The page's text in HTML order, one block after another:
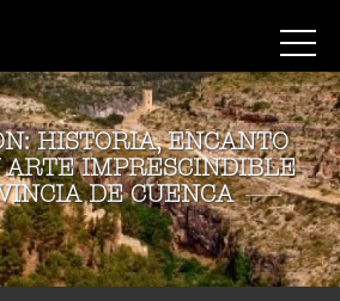
HISTORIA, ENCANTO
IMPRESCINDIBLE
DE CUENCA